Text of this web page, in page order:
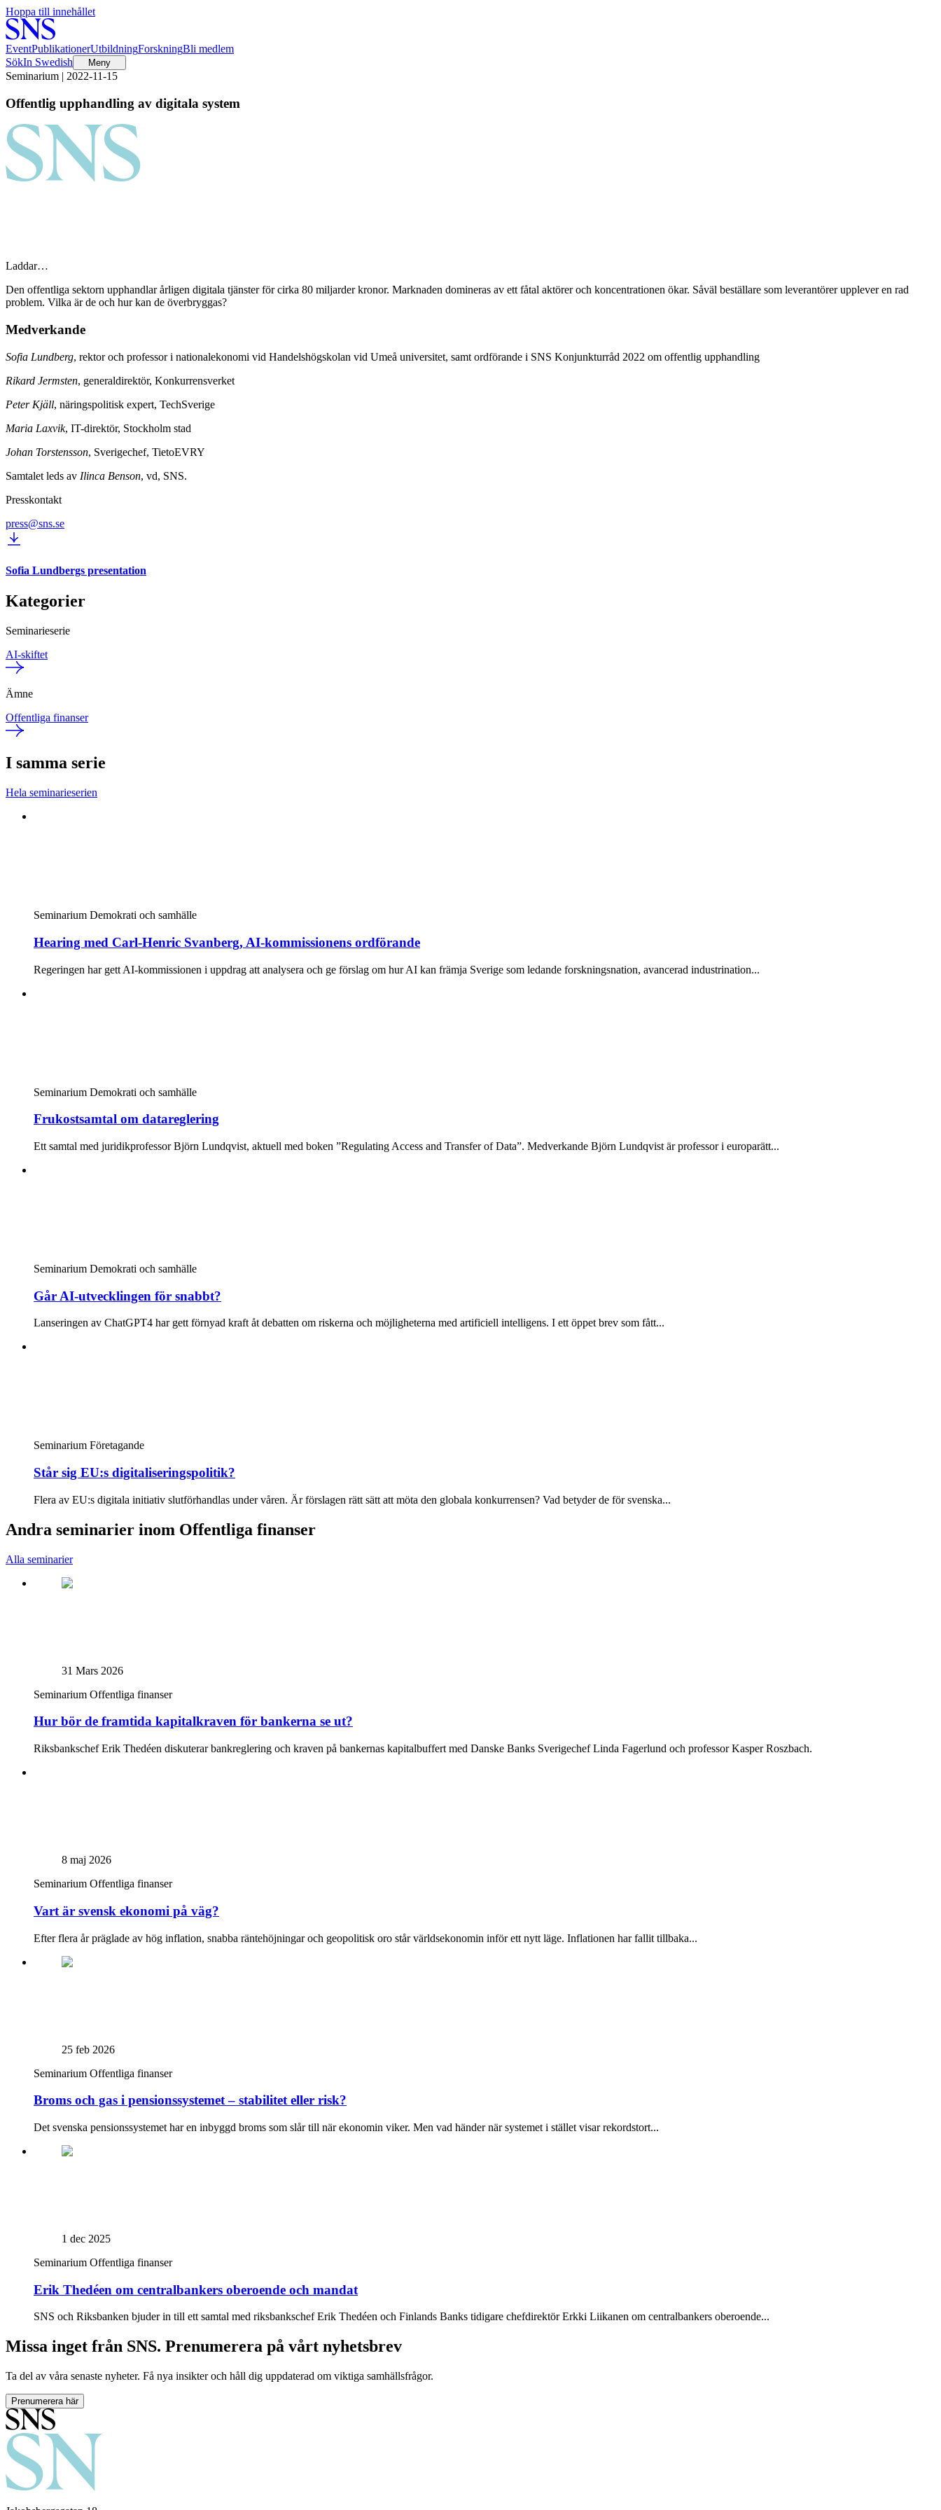
Hoppa till innehållet
EventPublikationerUtbildningForskningBli medlem
SökIn Swedish Meny
Seminarium | 2022-11-15
Offentlig upphandling av digitala system
Laddar…
Den offentliga sektorn upphandlar årligen digitala tjänster för cirka 80 miljarder kronor. Marknaden domineras av ett fåtal aktörer och koncentrationen ökar. Såväl beställare som leverantörer upplever en rad
problem. Vilka är de och hur kan de överbryggas?
Medverkande
Sofia Lundberg, rektor och professor i nationalekonomi vid Handelshögskolan vid Umeå universitet, samt ordförande i SNS Konjunkturråd 2022 om offentlig upphandling
Rikard Jermsten, generaldirektör, Konkurrensverket
Peter Kjäll, näringspolitisk expert, TechSverige
Maria Laxvik, IT-direktör, Stockholm stad
Johan Torstensson, Sverigechef, TietoEVRY
Samtalet leds av Ilinca Benson, vd, SNS.
Presskontakt
press@sns.se
Sofia Lundbergs presentation
Kategorier
Seminarieserie
AI-skiftet
Ämne
Offentliga finanser
I samma serie
Hela seminarieserien
Seminarium Demokrati och samhälle
Hearing med Carl-Henric Svanberg, AI-kommissionens ordförande
Regeringen har gett AI-kommissionen i uppdrag att analysera och ge förslag om hur AI kan främja Sverige som ledande forskningsnation, avancerad industrination...
Seminarium Demokrati och samhälle
Frukostsamtal om datareglering
Ett samtal med juridikprofessor Björn Lundqvist, aktuell med boken ”Regulating Access and Transfer of Data”. Medverkande Björn Lundqvist är professor i europarätt...
Seminarium Demokrati och samhälle
Går AI-utvecklingen för snabbt?
Lanseringen av ChatGPT4 har gett förnyad kraft åt debatten om riskerna och möjligheterna med artificiell intelligens. I ett öppet brev som fått...
Seminarium Företagande
Står sig EU:s digitaliseringspolitik?
Flera av EU:s digitala initiativ slutförhandlas under våren. Är förslagen rätt sätt att möta den globala konkurrensen? Vad betyder de för svenska...
Andra seminarier inom Offentliga finanser
Alla seminarier
31 Mars 2026
Seminarium Offentliga finanser
Hur bör de framtida kapitalkraven för bankerna se ut?
Riksbankschef Erik Thedéen diskuterar bankreglering och kraven på bankernas kapitalbuffert med Danske Banks Sverigechef Linda Fagerlund och professor Kasper Roszbach.
8 maj 2026
Seminarium Offentliga finanser
Vart är svensk ekonomi på väg?
Efter flera år präglade av hög inflation, snabba räntehöjningar och geopolitisk oro står världsekonomin inför ett nytt läge. Inflationen har fallit tillbaka...
25 feb 2026
Seminarium Offentliga finanser
Broms och gas i pensionssystemet – stabilitet eller risk?
Det svenska pensionssystemet har en inbyggd broms som slår till när ekonomin viker. Men vad händer när systemet i stället visar rekordstort...
1 dec 2025
Seminarium Offentliga finanser
Erik Thedéen om centralbankers oberoende och mandat
SNS och Riksbanken bjuder in till ett samtal med riksbankschef Erik Thedéen och Finlands Banks tidigare chefdirektör Erkki Liikanen om centralbankers oberoende...
Missa inget från SNS. Prenumerera på vårt nyhetsbrev
Ta del av våra senaste nyheter. Få nya insikter och håll dig uppdaterad om viktiga samhällsfrågor.
Prenumerera här